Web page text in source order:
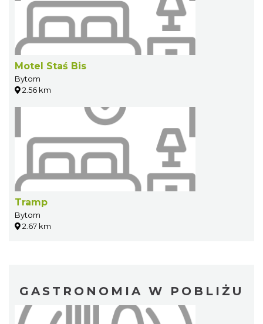
Motel Staś Bis
Bytom
2.56 km
Tramp
Bytom
2.67 km
GASTRONOMIA W POBLIŻU